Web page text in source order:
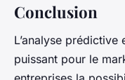
Conclusion
L’analyse
puissant pour le